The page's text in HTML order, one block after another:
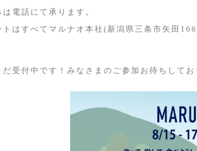
電話にて承ります。
はすべてマルナオ本社(新潟県三条市矢田
だ受付中です！みなさまのご参加お待ちしてお